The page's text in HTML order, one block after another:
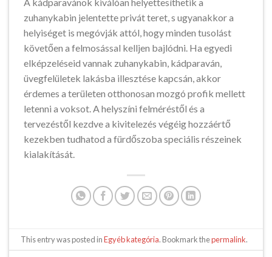
zuhanykabin jelentette privát teret, s ugyanakkor a
helyiséget is megóvják attól, hogy minden tusolást
követően a felmosással kelljen bajlódni. Ha egyedi
elképzeléseid vannak zuhanykabin, kádparaván,
üvegfelületek lakásba illesztése kapcsán, akkor
érdemes a területen otthonosan mozgó profik mellett
letenni a voksot. A helyszíni felméréstől és a
tervezéstől kezdve a kivitelezés végéig hozzáértő
kezekben tudhatod a fürdőszoba speciális részeinek
kialakítását.
This entry was posted inEgyéb kategória. Bookmark thepermalink.